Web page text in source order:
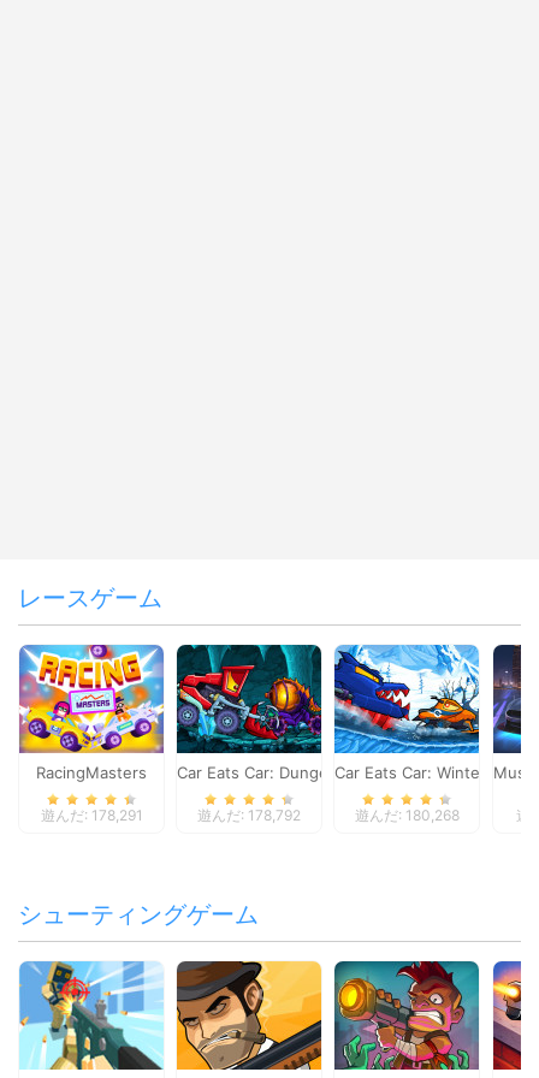
レースゲーム
RacingMasters
遊んだ: 178,291
Car Eats Car: Dungeon Adventure
遊んだ: 178,792
Car Eats Car: Winter
遊んだ: 180,268 遊
シューティングゲーム